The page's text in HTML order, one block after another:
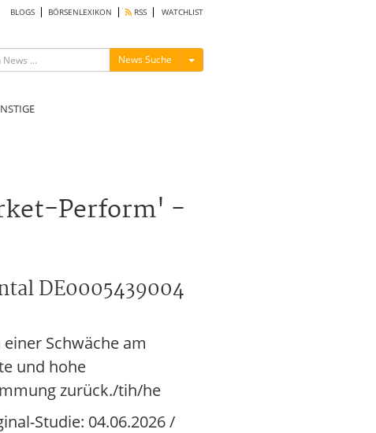
BLOGS BÖRSENLEXIKON RSS WATCHLIST
News Suche Menü ein-/ausblenden
Perform' -
DE0005439004
Schwäche am
und hohe
zurück./tih/he
Studie: 04.06.2026 /